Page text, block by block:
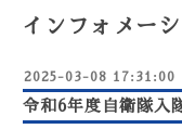
インフォメー
2025-03-08 17:31:00
令和6年度自衛隊入